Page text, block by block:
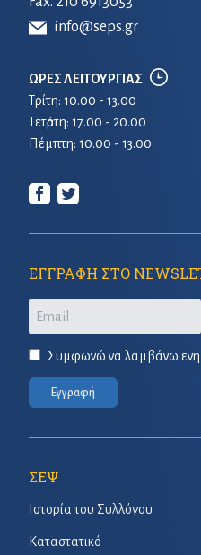
info@seps.gr
ΩΡΕΣ ΛΕΙΤΟΥΡΓΙΑΣ
Τρίτη: 10.00 - 13.00
Τετἀρτη: 17.00 - 20.00
Πέμπτη: 10.00 - 13.00
ΕΓΓΡΑΦΗ ΣΤΟ
Email
Συμφωνώ να λαμβάνω
Εγγραφή
ΣΕΨ
Ιστορία του Συλλόγου
Καταστατικό